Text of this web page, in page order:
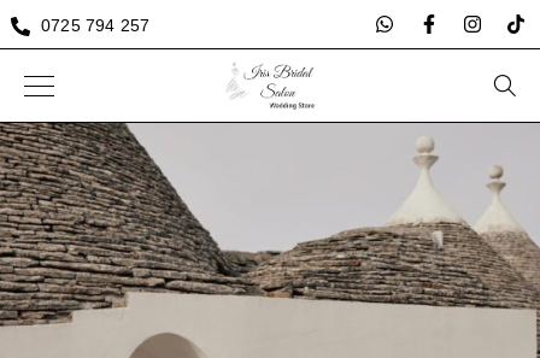
0725 794 257